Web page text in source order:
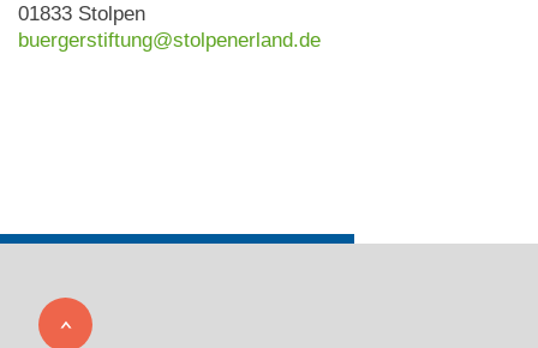
01833 Stolpen
buergerstiftung@stolpenerland.de